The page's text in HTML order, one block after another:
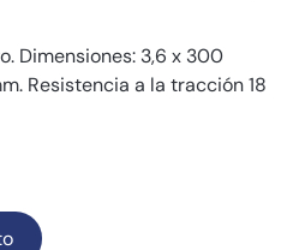
Dimensiones: 3,6 x 300
Resistencia a la tracción 18